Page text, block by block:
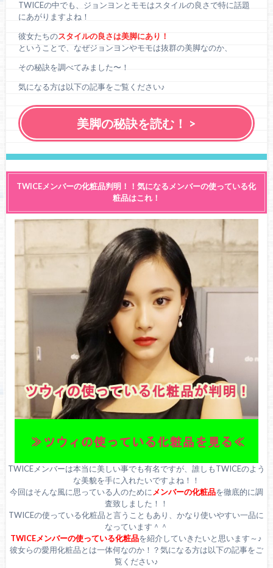
TWICEの中でも、ジョンヨンとモモはスタイルの良さで特に話題
にあがりますよね！
彼女たちのスタイルの良さは美脚にあり！
ということで、なぜジョンヨンやモモは抜群の美脚なのか、
その秘訣を調べてみました〜！
気になる方は以下の記事をご覧ください♪
美脚の秘訣を読む！ >
TWICEメンバーの化粧品判明！！気になるメンバーの使っている化
粧品はこれ！
TWICEメンバーは本当に美しい事でも有名ですが、誰しもTWICEのよう
な美貌を手に入れたいですよね！！
今回はそんな風に思っている人のためにメンバーの化粧品を徹底的に調
査致しました！！
TWICEの使っている化粧品と言うこともあり、かなり使いやすい一品に
なっています＾＾
TWICEメンバーの使っている化粧品を紹介していきたいと思います～♪
彼女らの愛用化粧品とは一体何なのか！？気になる方は以下の記事をご
覧ください♪